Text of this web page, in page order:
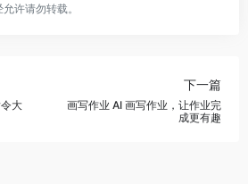
许请勿转载。
大
下一篇
画写作业 AI 画写作业，让作业完
成更有趣